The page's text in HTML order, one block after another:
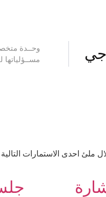
وحــدة
مســؤلياتها
احدى الاستمارات التالية